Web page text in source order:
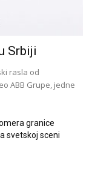
Srbiji
rasla od
ABB Grupe, jedne
granice
svetskoj sceni